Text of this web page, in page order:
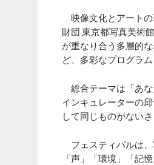
映像文化とアートの
財団 東京都写真美術
が重なり合う多層的
ど、多彩なプログラム
総合テーマは「あな
インキュレーターの
して同じものがない
フェスティバルは、
「声」「環境」「記